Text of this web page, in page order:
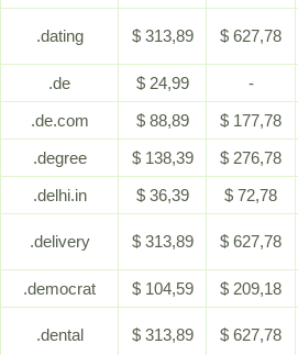
.dating $ 313,89 $ 627,78
.de $ 24,99 -
.de.com
$ 88,89 $ 177,78
.degree
$ 138,39 $ 276,78
.delhi.in
$ 36,39 $ 72,78
.delivery $ 313,89 $ 627,78
.democrat $ 104,59 $ 209,18
.dental $ 313,89 $ 627,78